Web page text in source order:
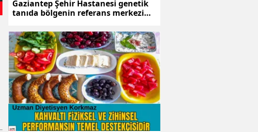
Gaziantep Şehir Hastanesi genetik
tanıda bölgenin referans merkezi